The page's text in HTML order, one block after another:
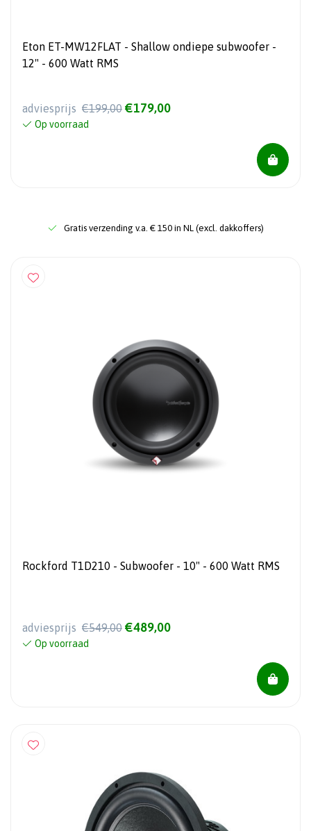
Eton ET-MW12FLAT - Shallow ondiepe subwoofer -
12" - 600 Watt RMS
adviesprijs €199,00 €179,00
Op voorraad
Gratis verzending v.a. € 150 in NL (excl. dakkoffers)
Rockford T1D210 - Subwoofer - 10" - 600 Watt RMS
adviesprijs €549,00 €489,00
Op voorraad